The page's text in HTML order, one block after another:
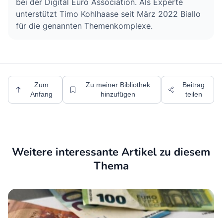
unterstützt Timo Kohlhaase seit März 2022 Biallo
für die genannten Themenkomplexe.
Zum
Anfang
Zu meiner Bibliothek
hinzufügen
Beitrag
teilen
Weitere interessante Artikel zu diesem
Thema